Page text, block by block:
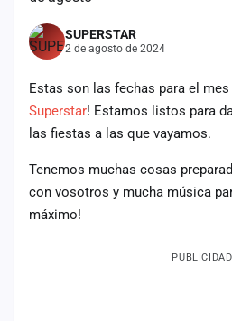
SUPERSTAR
2 de agosto de 2024
Estas son las fechas para el
Superstar! Estamos listos para
las fiestas a las que vayamos.
Tenemos muchas cosas
con vosotros y mucha música
máximo!
PUBLICIDAD
Noticias
Fiestas
de
fiestas
Componentes